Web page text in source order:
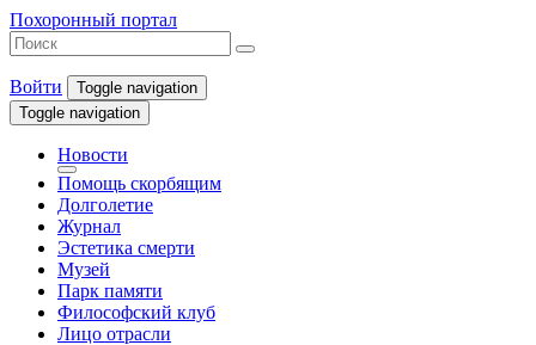
Похоронный портал
Войти
Toggle navigation
Toggle navigation
Новости
Помощь скорбящим
Долголетие
Журнал
Эстетика смерти
Музей
Парк памяти
Философский клуб
Лицо отрасли